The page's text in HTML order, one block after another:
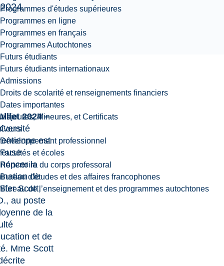
Programmes d'études supérieures
Programmes en ligne
Programmes en français
Programmes Autochtones
Futurs étudiants
Futurs étudiants internationaux
Admissions
Droits de scolarité et renseignements financiers
Dates importantes
Majeures, Mineures, et Certificats
Cours
Développement professionnel
Facultés et écoles
Répertoire du corps professoral
Bureau d'études et des affaires francophones
Bureau de l’enseignement et des programmes autochtones
2024.
2024 –
est
la
de
Scott,
au poste
de la
et de
Mme Scott